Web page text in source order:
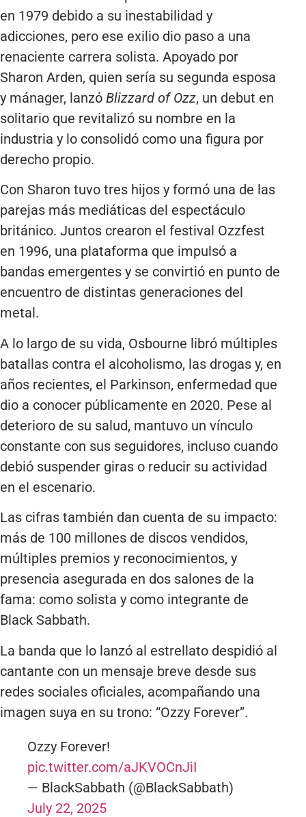
en 1979 debido a su inestabilidad y
adicciones, pero ese exilio dio paso a una
renaciente carrera solista. Apoyado por
Sharon Arden, quien sería su segunda esposa
y mánager, lanzó Blizzard of Ozz, un debut en
solitario que revitalizó su nombre en la
industria y lo consolidó como una figura por
derecho propio.
Con Sharon tuvo tres hijos y formó una de las
parejas más mediáticas del espectáculo
británico. Juntos crearon el festival Ozzfest
en 1996, una plataforma que impulsó a
bandas emergentes y se convirtió en punto de
encuentro de distintas generaciones del
metal.
A lo largo de su vida, Osbourne libró múltiples
batallas contra el alcoholismo, las drogas y, en
años recientes, el Parkinson, enfermedad que
dio a conocer públicamente en 2020. Pese al
deterioro de su salud, mantuvo un vínculo
constante con sus seguidores, incluso cuando
debió suspender giras o reducir su actividad
en el escenario.
Las cifras también dan cuenta de su impacto:
más de 100 millones de discos vendidos,
múltiples premios y reconocimientos, y
presencia asegurada en dos salones de la
fama: como solista y como integrante de
Black Sabbath.
La banda que lo lanzó al estrellato despidió al
cantante con un mensaje breve desde sus
redes sociales oficiales, acompañando una
imagen suya en su trono: “Ozzy Forever”.
Ozzy Forever!
pic.twitter.com/aJKVOCnJiI
— BlackSabbath (@BlackSabbath)
July 22, 2025